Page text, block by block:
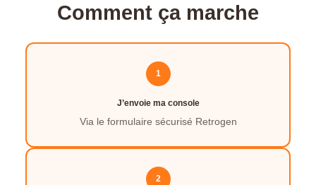
Comment ça marche
1
J’envoie ma console
Via le formulaire sécurisé Retrogen
2